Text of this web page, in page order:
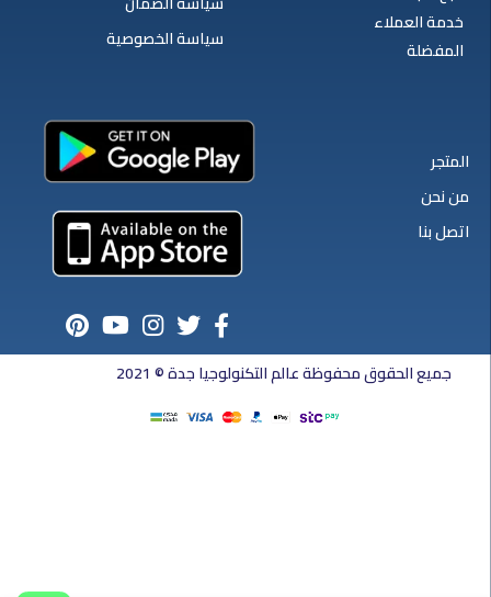
خدمة العملاء
المفضلة
سياسة الخصوصية
المتجر
من نحن
اتصل بنا
جميع الحقوق محفوظة عالم التكنولوجيا جدة © 2021